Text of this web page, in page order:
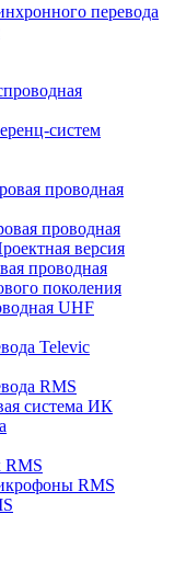
перевода
систем
проводная
проводная
версия
проводная
поколения
UHF
Televic
RMS
система ИК
RMS
RMS